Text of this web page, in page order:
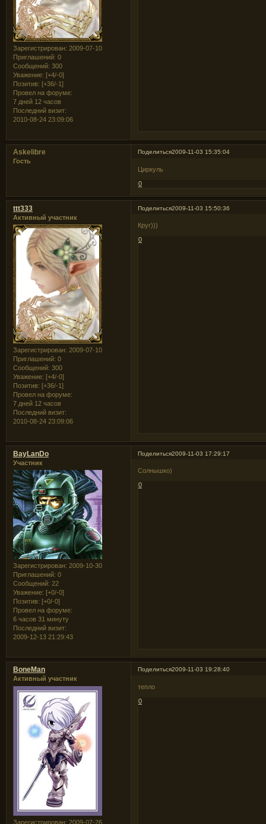
Зарегистрирован: 2009-07-10
Приглашений: 0
Сообщений: 300
Уважение: [+4/-0]
Позитив: [+36/-1]
Провел на форуме:
7 дней 12 часов
Последний визит:
2010-08-24 23:09:06
Поделиться2009-11-03 15:35:04
Askelibre
Гость
Циркуль
0
Поделиться2009-11-03 15:50:36
ttt333
Активный участник
Зарегистрирован: 2009-07-10
Приглашений: 0
Сообщений: 300
Уважение: [+4/-0]
Позитив: [+36/-1]
Провел на форуме:
7 дней 12 часов
Последний визит:
2010-08-24 23:09:06
Круг)))
0
Поделиться2009-11-03 17:29:17
BayLanDo
Участник
Зарегистрирован: 2009-10-30
Приглашений: 0
Сообщений: 22
Уважение: [+0/-0]
Позитив: [+0/-0]
Провел на форуме:
6 часов 31 минуту
Последний визит:
2009-12-13 21:29:43
Солнышко)
0
Поделиться2009-11-03 19:28:40
BoneMan
Активный участник
Зарегистрирован: 2009-07-26
тепло
0